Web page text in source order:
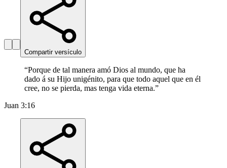
Compartir versículo
“Porque de tal manera amó Dios al mundo, que ha
dado á su Hijo unigénito, para que todo aquel que en él
cree, no se pierda, mas tenga vida eterna.”
Juan 3:16